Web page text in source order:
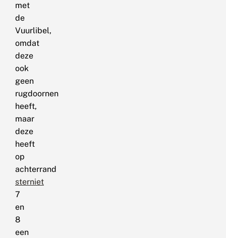
met
de
Vuurlibel,
omdat
deze
ook
geen
rugdoornen
heeft,
maar
deze
heeft
op
achterrand
sterniet
7
en
8
een